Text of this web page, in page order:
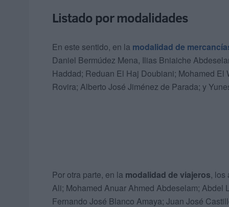
Listado por modalidades
En este sentido, en la modalidad de
Daniel Bermúdez Mena, Ilias Bniaiche
Haddad; Reduan El Haj Doubiani; Mohamed
Rovira; Alberto José Jiménez de Parada; y
Por otra parte, en la modalidad de viajeros, los
Ali; Mohamed Anuar Ahmed Abdeselam; Abdel
Fernando José Blanco Amaya; Juan José